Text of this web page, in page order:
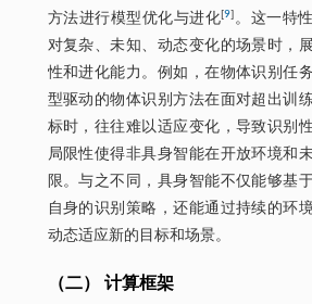
方法进行模型优化与进化[9] 。这一特
对复杂、未知、动态变化的场景时，
性和进化能力。例如，在物体识别任
型驱动的物体识别方法在面对超出训
标时，往往难以适应变化，导致识别
局限性使得非具身智能在开放环境和
限。与之不同，具身智能不仅能够基
自身的识别策略，还能通过持续的环
动态适应新的目标和场景。
（二） 计算框架